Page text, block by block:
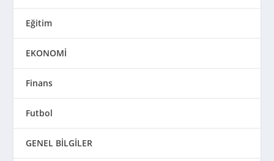
Eğitim
EKONOMİ
Finans
Futbol
GENEL BİLGİLER